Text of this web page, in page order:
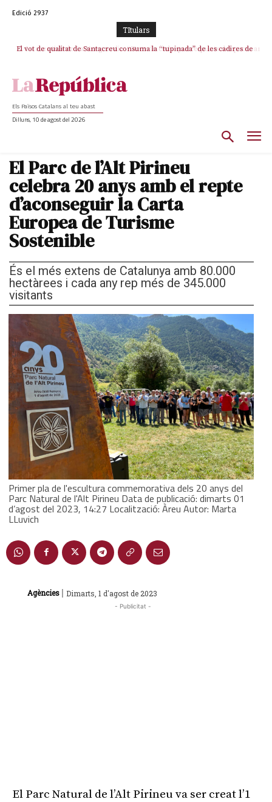
Edició 2937
TItulars
El vot de qualitat de Santacreu consuma la “tupinada” de les cadires de
La mentida de La Vanguardia: “Tres de cada quatre punts del pacte amb
Els Països Catalans al teu abast
Dilluns, 10 de agost del 2026
El Parc de l’Alt Pirineu
celebra 20 anys amb el repte
d’aconseguir la Carta
Europea de Turisme
Sostenible
És el més extens de Catalunya amb 80.000
hectàrees i cada any rep més de 345.000
visitants
Primer pla de l'escultura commemorativa dels 20 anys del
Parc Natural de l'Alt Pirineu Data de publicació: dimarts 01
d’agost del 2023, 14:27 Localització: Àreu Autor: Marta
LLuvich
Agències | Dimarts, 1 d'agost de 2023
- Publicitat -
El Parc Natural de l’Alt Pirineu va ser creat l’1